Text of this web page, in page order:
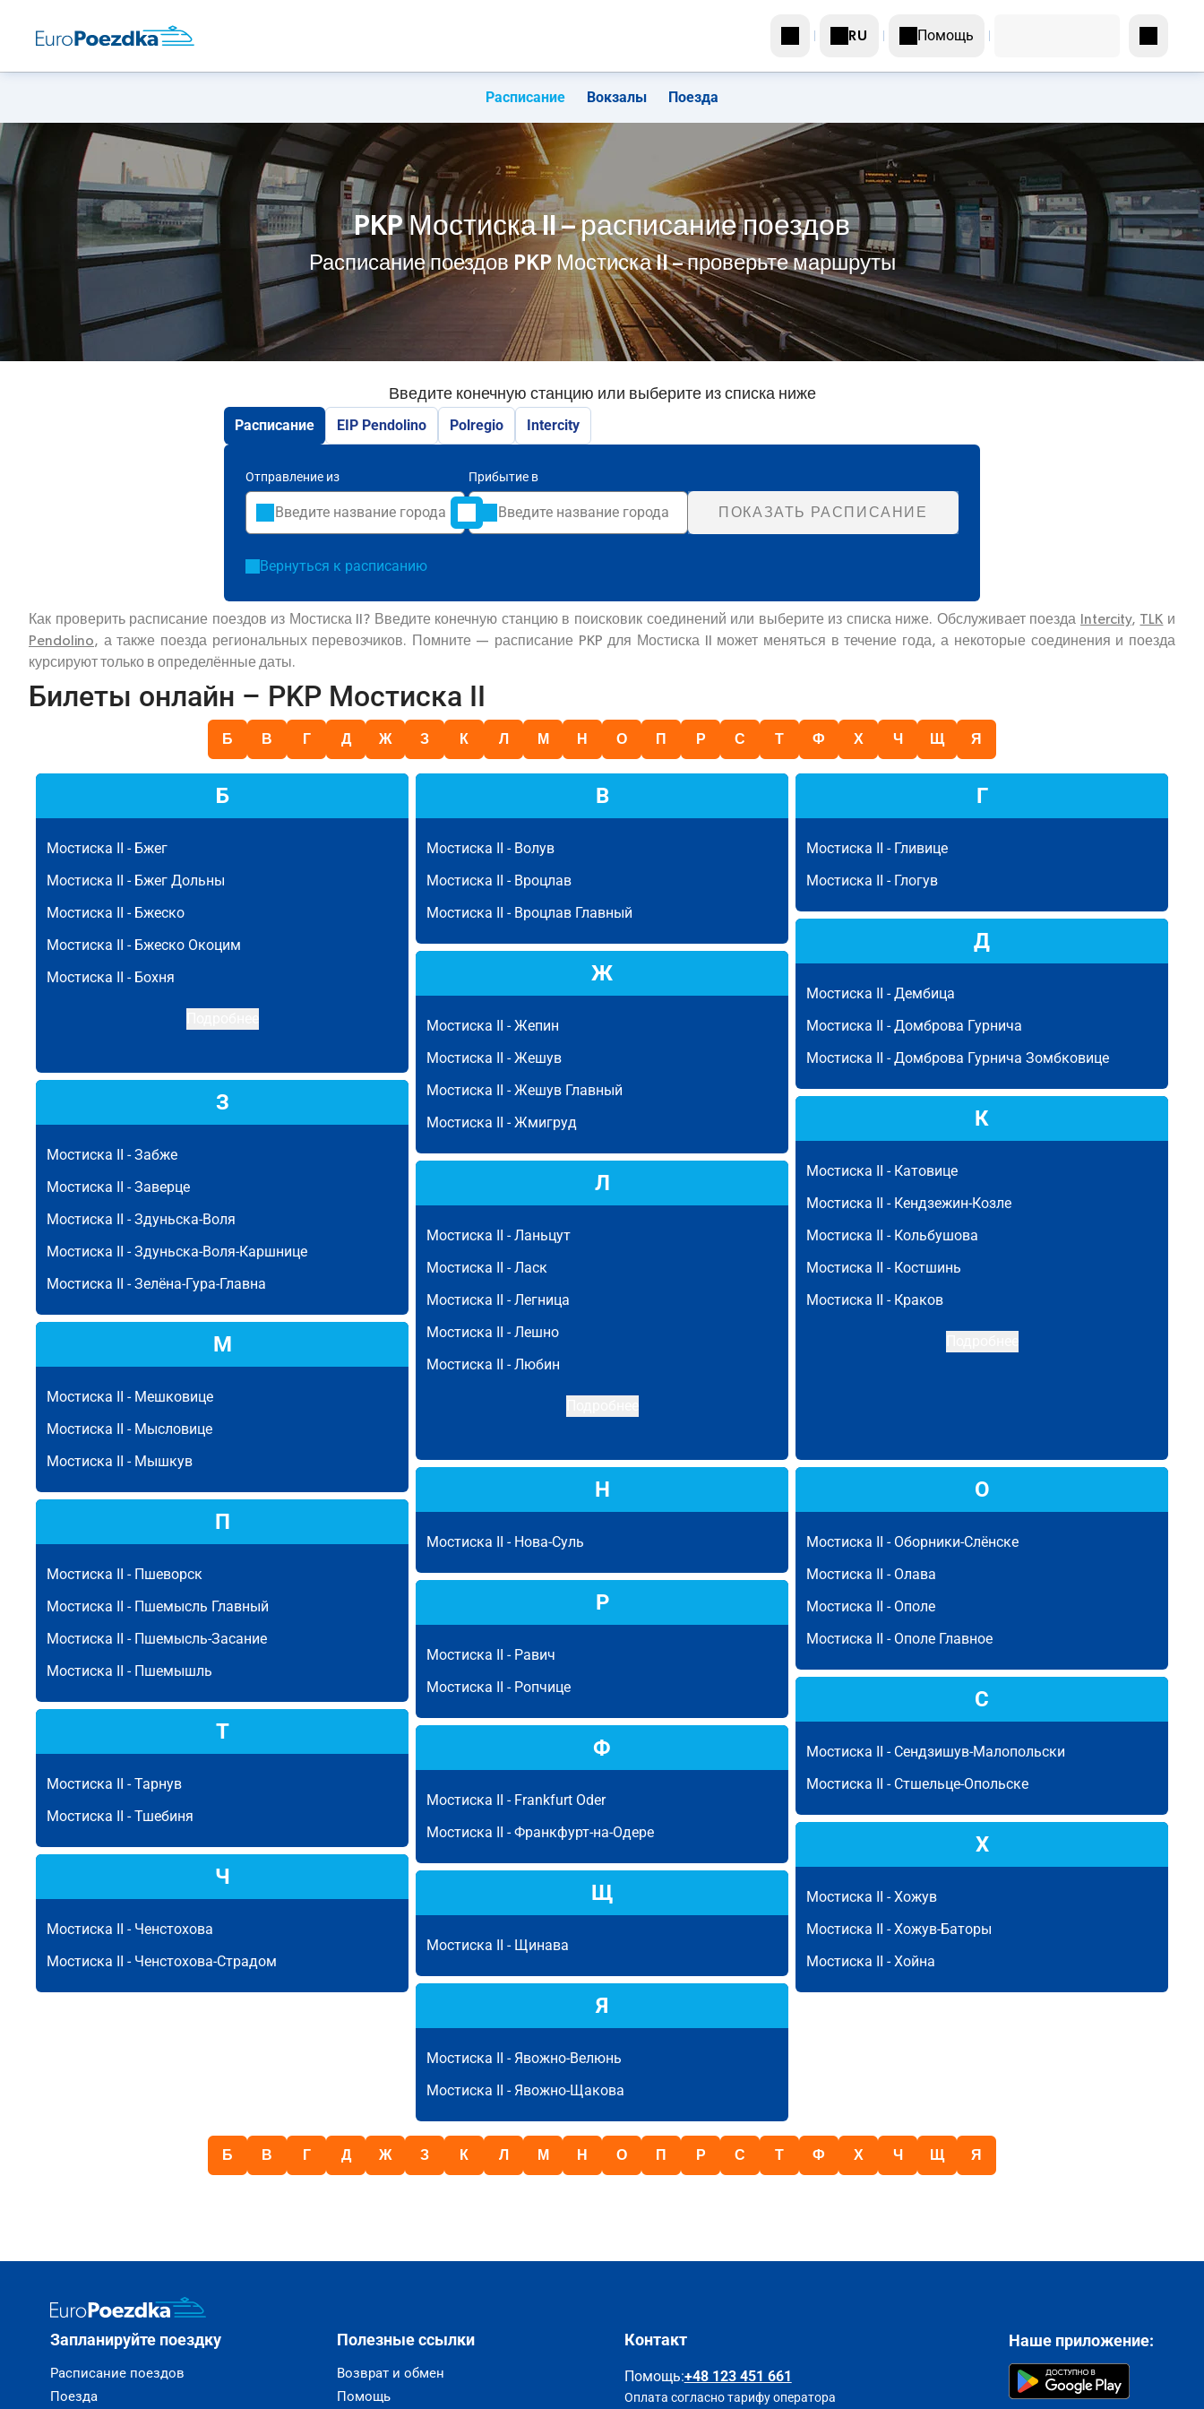
RU Помощь
Расписание Вокзалы Поезда
PKP Мостиска II – расписание поездов
Расписание поездов PKP Мостиска II – проверьте маршруты
Введите конечную станцию или выберите из списка ниже
Расписание EIP Pendolino Polregio Intercity
Отправление из Прибытие в
ПОКАЗАТЬ РАСПИСАНИЕ
Вернуться к расписанию
Как проверить расписание поездов из Мостиска II? Введите конечную станцию в поисковик соединений или выберите из списка ниже. Обслуживает поезда Intercity, TLK и
Pendolino, а также поезда региональных перевозчиков. Помните — расписание PKP для Мостиска II может меняться в течение года, а некоторые соединения и поезда
курсируют только в определённые даты.
Билеты онлайн – PKP Мостиска II
Б В Г Д Ж З К Л М Н О П Р С Т Ф Х Ч Щ Я
Б
Мостиска II - Бжег
Мостиска II - Бжег Дольны
Мостиска II - Бжеско
Мостиска II - Бжеско Окоцим
Мостиска II - Бохня
В
Мостиска II - Волув
Мостиска II - Вроцлав
Мостиска II - Вроцлав Главный
Г
Мостиска II - Гливице
Мостиска II - Глогув
Д
Мостиска II -Дембица
Мостиска II -Домброва Гурнича
Мостиска II -Домброва Гурнича Зомбковице
Ж
Мостиска II -Жепин
Мостиска II -Жешув
Мостиска II -Жешув Главный
Мостиска II -Жмигруд
З
Мостиска II -Забже
Мостиска II -Заверце
Мостиска II -Здуньска-Воля
Мостиска II -Здуньска-Воля-Каршнице
Мостиска II -Зелёна-Гура-Главна
К
Мостиска II - Катовице
Мостиска II - Кендзежин-Козле
Мостиска II - Кольбушова
Мостиска II - Костшинь
Мостиска II - Краков
Л
Мостиска II -Ланьцут
Мостиска II -Ласк
Мостиска II -Легница
Мостиска II -Лешно
Мостиска II -Любин
М
Мостиска II - Мешковице
Мостиска II - Мысловице
Мостиска II - Мышкув
Н
Мостиска II - Нова-Суль
О
Мостиска II - Оборники-Слёнске
Мостиска II - Олава
Мостиска II - Ополе
Мостиска II - Ополе Главное
П
Мостиска II - Пшеворск
Мостиска II - Пшемысль Главный
Мостиска II - Пшемысль-Засание
Мостиска II - Пшемышль
Р
Мостиска II - Равич
Мостиска II - Ропчице С
Мостиска II - Сендзишув-Малопольски
Мостиска II - Стшельце-Опольске
Т
Мостиска II -Тарнув
Мостиска II -Тшебиня
Ф
Мостиска II - Frankfurt Oder
Мостиска II -Франкфурт-на-Одере Х
Мостиска II -Хожув
Мостиска II -Хожув-Баторы
Мостиска II -Хойна
Ч
Мостиска II - Ченстохова
Мостиска II - Ченстохова-Страдом
Щ
Мостиска II - Щинава
Я
Мостиска II - Явожно-Велюнь
Мостиска II - Явожно-Щакова
Б В Г Д Ж З К Л М Н О П Р С Т Ф Х Ч Щ Я
Запланируйте поездку
Расписание поездов
Поезда
Полезные ссылки
Возврат и обмен
Помощь
Контакт
Помощь:+48 123 451 661
Оплата согласно тарифу оператора
Наше приложение: